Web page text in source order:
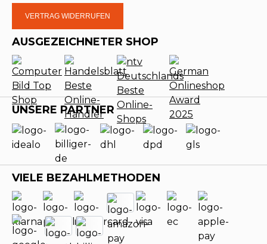
VERTRAG WIDERRUFEN
AUSGEZEICHNETER SHOP
UNSERE PARTNER
VIELE BEZAHLMETHODEN